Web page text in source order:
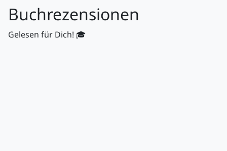
Buchrezensionen
Gelesen für Dich! 🎓